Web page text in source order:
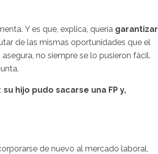
Y es que, explica, quería garantizar
de las mismas oportunidades que el
no siempre se lo pusieron fácil.
su hijo pudo sacarse una FP y,
de nuevo al mercado laboral,